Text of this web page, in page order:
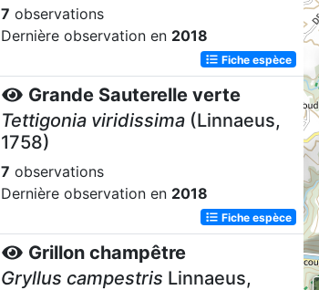
7 observations
Dernière observation en 2018
Fiche espèce
Grande Sauterelle verte
Tettigonia viridissima (Linnaeus,
1758)
7 observations
Dernière observation en 2018
Fiche espèce
Grillon champêtre
Gryllus campestris Linnaeus,